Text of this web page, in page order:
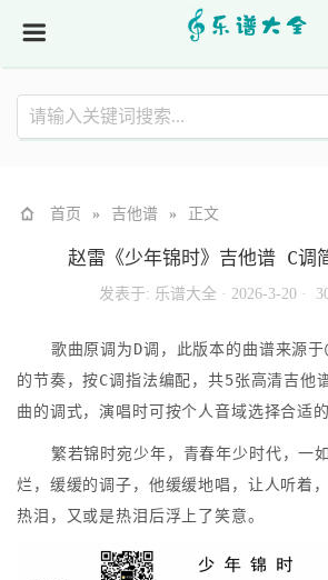
首页 » 吉他谱 » 正文
赵雷《少年锦时》吉他谱 C调
发表于: 乐谱大全 · 2026-3-20 ·
歌曲原调为D调，此版本的曲谱来源
的节奏，按C调指法编配，共5张高清吉他
曲的调式，演唱时可按个人音域选择合适
繁若锦时宛少年，青春年少时代，一
烂，缓缓的调子，他缓缓地唱，让人听着
热泪，又或是热泪后浮上了笑意。